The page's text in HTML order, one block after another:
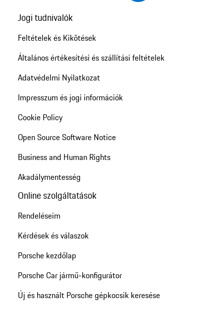
Jogi tudnivalók
Feltételek és Kikötések
Általános értékesítési és szállítási feltételek
Adatvédelmi Nyilatkozat
Impresszum és jogi információk
Cookie Policy
Open Source Software Notice
Business and Human Rights
Akadálymentesség
Online szolgáltatások
Rendeléseim
Kérdések és válaszok
Porsche kezdőlap
Porsche Car jármű-konfigurátor
Új és használt Porsche gépkocsik keresése